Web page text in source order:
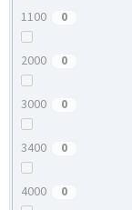
1100 0
2000 0
3000 0
3400 0
4000 0